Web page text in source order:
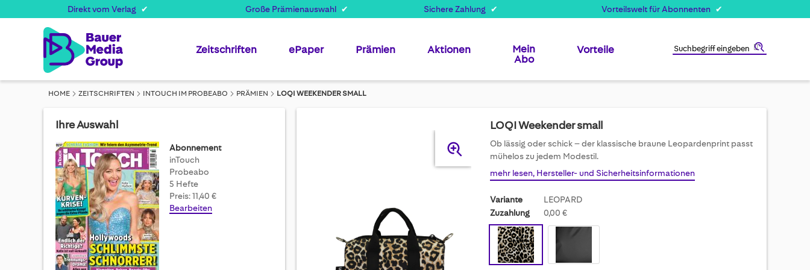
Direkt vom Verlag Große Prämienauswahl Sichere Zahlung Vorteilswelt für Abonnenten
Zeitschriften ePaper Prämien Aktionen
Mein
Abo
Vorteile
HOME ZEITSCHRIFTEN INTOUCH IM PROBEABO PRÄMIEN LOQI WEEKENDER SMALL
Ihre Auswahl
Abonnement
inTouch
Probeabo
5 Hefte
Preis: 11,40 €
Bearbeiten
LOQI Weekender small
Ob lässig oder schick – der klassische braune Leopardenprint passt
mühelos zu jedem Modestil.
mehr lesen, Hersteller- und Sicherheitsinformationen
Variante
LEOPARD
Zuzahlung
0,00 €